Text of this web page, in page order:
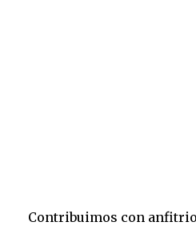
Contribuimos con